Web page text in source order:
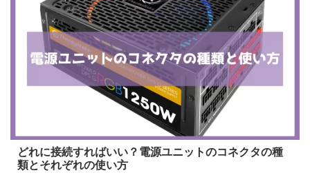
どれに接続すればいい？電源ユニットのコネクタの種
類とそれぞれの使い方